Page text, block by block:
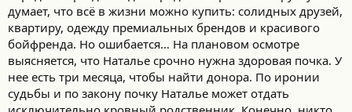
думает, что всё в жизни можно купить: солидных друзей,
квартиру, одежду премиальных брендов и красивого
бойфренда. Но ошибается… На плановом осмотре
выясняется, что Наталье срочно нужна здоровая почка. У
нее есть три месяца, чтобы найти донора. По иронии
судьбы и по закону почку Наталье может отдать